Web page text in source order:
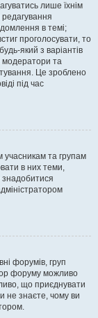
лише їхнім
в темі;
проголосувати, то
який з варіантів
модератори та
Це зроблено
під час
та групам
в них теми,
знадобитися
форумів, груп
форуму можливо
що приєднувати
не знаєте, чому ви